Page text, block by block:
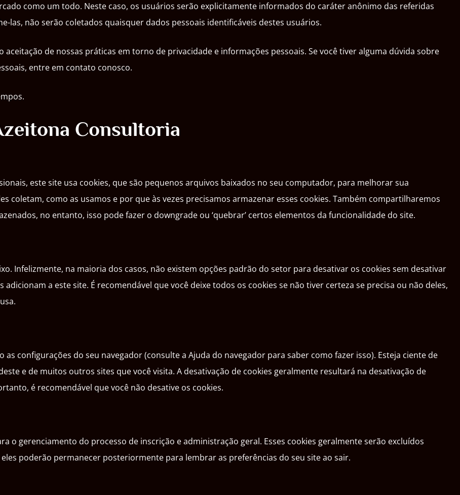
como um todo. Neste caso, os usuários serão explicitamente informados do caráter anônimo das referidas
las, não serão coletados quaisquer dados pessoais identificáveis destes usuários.
de nossas práticas em torno de privacidade e informações pessoais. Se você tiver alguma dúvida sobre
entre em contato conosco.
Consultoria
este site usa cookies, que são pequenos arquivos baixados no seu computador, para melhorar sua
coletam, como as usamos e por que às vezes precisamos armazenar esses cookies. Também compartilharemos
no entanto, isso pode fazer o downgrade ou ‘quebrar’ certos elementos da funcionalidade do site.
Infelizmente, na maioria dos casos, não existem opções padrão do setor para desativar os cookies sem desativar
a este site. É recomendável que você deixe todos os cookies se não tiver certeza se precisa ou não deles,
configurações do seu navegador (consulte a Ajuda do navegador para saber como fazer isso). Esteja ciente de
e de muitos outros sites que você visita. A desativação de cookies geralmente resultará na desativação de
é recomendável que você não desative os cookies.
o gerenciamento do processo de inscrição e administração geral. Esses cookies geralmente serão excluídos
poderão permanecer posteriormente para lembrar as preferências do seu site ao sair.